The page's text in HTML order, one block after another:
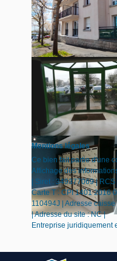
Mentions légales
Ce bien fait partie d'une
Affichage des
| Siret : 349377069 |
Carte T : CPI 1401 2016
110494J | Adresse
| Adresse du site : NC |
Entreprise juridiquement